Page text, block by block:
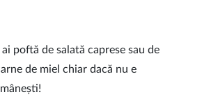
poftă de salată caprese sau de
de miel chiar dacă nu e